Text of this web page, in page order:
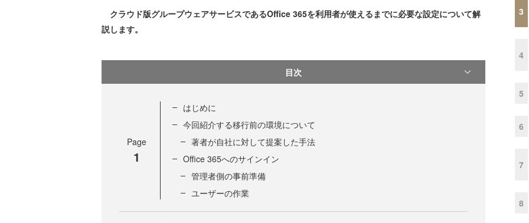
クラウド版グループウェアサービスであるOffice 365を利用者が使えるまでに必要な設定について解
説します。
目次
Page
1
はじめに
今回紹介する移行前の環境について
著者が自社に対して提案した手法
Office 365へのサインイン
管理者側の事前準備
ユーザーの作業
3
4
5
6
7
8